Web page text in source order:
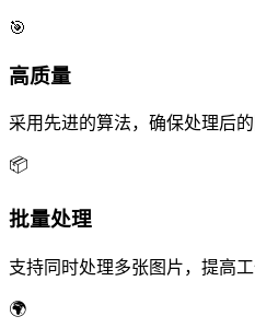
🎯
高质量
采用先进的算法，确保处理后
📦
批量处理
支持同时处理多张图片，提高
🌍